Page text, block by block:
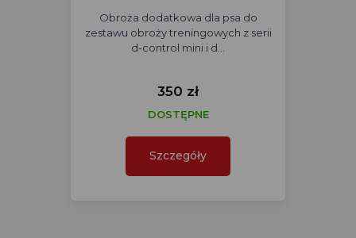
Obroża dodatkowa dla psa do
zestawu obroży treningowych z serii
d-control mini i d…
350 zł
DOSTĘPNE
Szczegóły